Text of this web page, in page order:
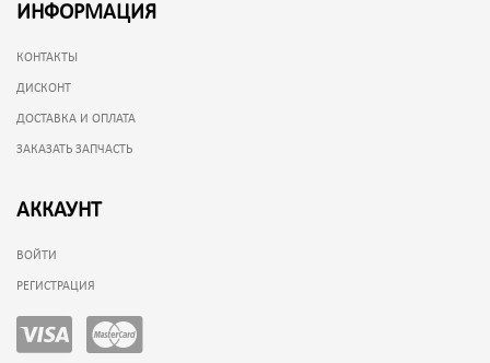
ИНФОРМАЦИЯ
КОНТАКТЫ
ДИСКОНТ
ДОСТАВКА И ОПЛАТА
ЗАКАЗАТЬ ЗАПЧАСТЬ
АККАУНТ
ВОЙТИ
РЕГИСТРАЦИЯ